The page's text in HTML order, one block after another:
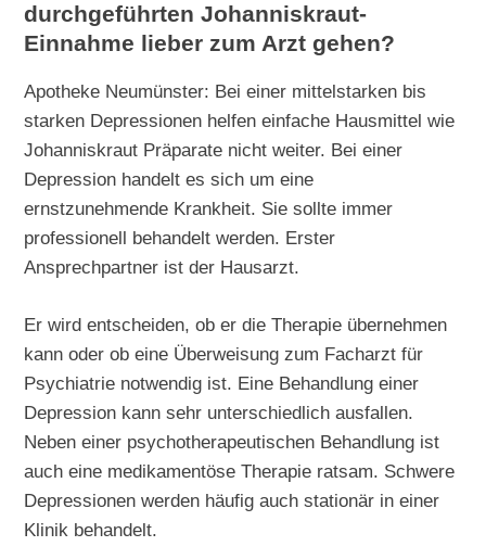
durchgeführten Johanniskraut-
Einnahme lieber zum Arzt gehen?
Apotheke Neumünster: Bei einer mittelstarken bis
starken Depressionen helfen einfache Hausmittel wie
Johanniskraut Präparate nicht weiter. Bei einer
Depression handelt es sich um eine
ernstzunehmende Krankheit. Sie sollte immer
professionell behandelt werden. Erster
Ansprechpartner ist der Hausarzt.
Er wird entscheiden, ob er die Therapie übernehmen
kann oder ob eine Überweisung zum Facharzt für
Psychiatrie notwendig ist. Eine Behandlung einer
Depression kann sehr unterschiedlich ausfallen.
Neben einer psychotherapeutischen Behandlung ist
auch eine medikamentöse Therapie ratsam. Schwere
Depressionen werden häufig auch stationär in einer
Klinik behandelt.